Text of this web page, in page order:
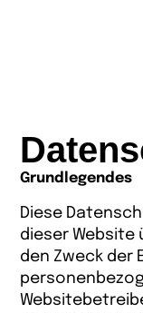
Grundlegendes
Diese
dieser Website
den Zweck der